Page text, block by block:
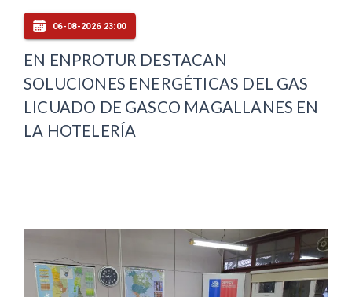
06-08-2026 23:00
EN ENPROTUR DESTACAN
SOLUCIONES ENERGÉTICAS DEL GAS
LICUADO DE GASCO MAGALLANES EN
LA HOTELERÍA